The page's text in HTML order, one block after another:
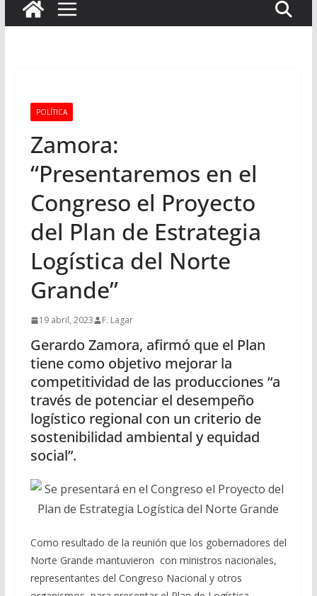
POLÍTICA
Zamora:
“Presentaremos en el
Congreso el Proyecto
del Plan de Estrategia
Logística del Norte
Grande”
19 abril, 2023 F. Lagar
Gerardo Zamora, afirmó que el Plan
tiene como objetivo mejorar la
competitividad de las producciones “a
través de potenciar el desempeño
logístico regional con un criterio de
sostenibilidad ambiental y equidad
social”.
Como resultado de la reunión que los gobernadores del
Norte Grande mantuvieron con ministros nacionales,
representantes del Congreso Nacional y otros